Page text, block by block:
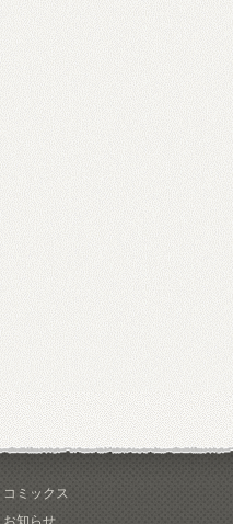
コミックス
お知らせ